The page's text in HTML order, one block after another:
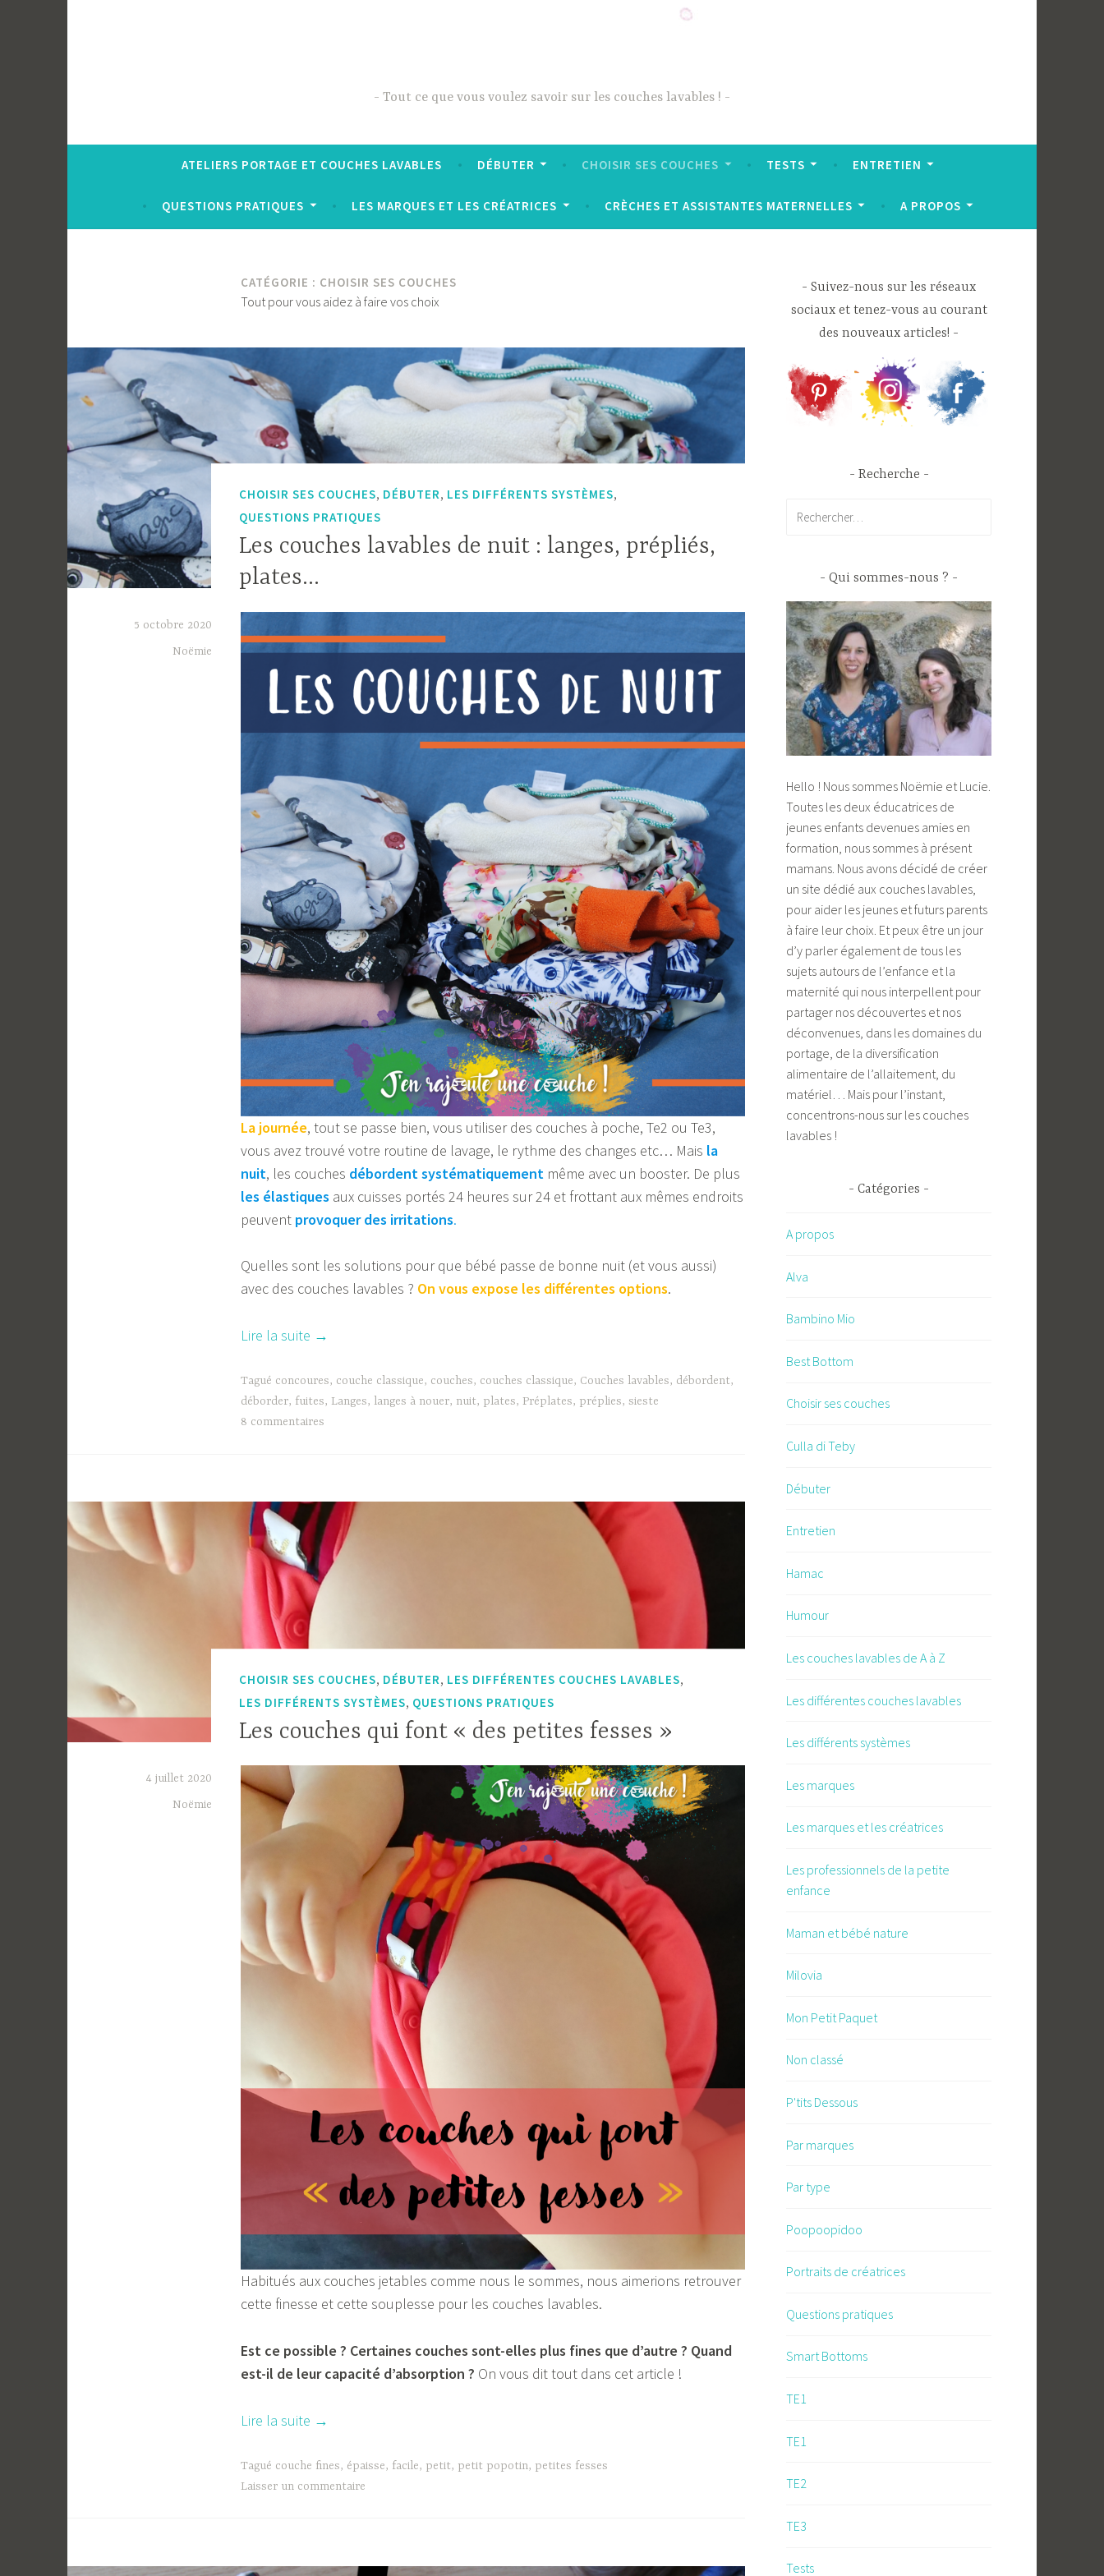
Tout ce que vous voulez savoir sur les couches lavables !
ATELIERS PORTAGE ET COUCHES LAVABLES DÉBUTER CHOISIR SES COUCHES TESTS ENTRETIEN
QUESTIONS PRATIQUES LES MARQUES ET LES CRÉATRICES CRÈCHES ET ASSISTANTES MATERNELLES A PROPOS
CATÉGORIE : CHOISIR SES COUCHES
Tout pour vous aidez à faire vos choix
CHOISIR SES COUCHES, DÉBUTER, LES DIFFÉRENTS SYSTÈMES,
QUESTIONS PRATIQUES
Les couches lavables de nuit : langes, prépliés,
plates…
5 octobre 2020
Noëmie
La journée, tout se passe bien, vous utiliser des couches à poche, Te2 ou Te3,
vous avez trouvé votre routine de lavage, le rythme des changes etc… Mais la
nuit, les couches débordent systématiquement même avec un booster. De plus
les élastiques aux cuisses portés 24 heures sur 24 et frottant aux mêmes endroits
peuvent provoquer des irritations.
Quelles sont les solutions pour que bébé passe de bonne nuit (et vous aussi)
avec des couches lavables ? On vous expose les différentes options.
Lire la suite « Les
lavables
de
nuit
plates… »
→
Tagué concoures, couche classique, couches, couches classique, Couches lavables, débordent,
déborder, fuites, Langes, langes à nouer, nuit, plates, Préplates, préplies, sieste
8 commentaires
CHOISIR SES COUCHES, DÉBUTER, LES DIFFÉRENTES COUCHES LAVABLES,
LES DIFFÉRENTS SYSTÈMES, QUESTIONS PRATIQUES
Les couches qui font « des petites fesses »
4 juillet 2020
Noëmie
Habitués aux couches jetables comme nous le sommes, nous aimerions retrouver
cette finesse et cette souplesse pour les couches lavables.
Est ce possible ? Certaines couches sont-elles plus fines que d’autre ? Quand
est-il de leur capacité d’absorption ? On vous dit tout dans cet article !
Lire la suite « Les
qui
font
→
Tagué couche fines, épaisse, facile, petit, petit popotin, petites fesses
Laisser un commentaire
Suivez-nous sur les réseaux
sociaux et tenez-vous au courant
des nouveaux articles!
Recherche
Qui sommes-nous ?
Hello ! Nous sommes Noëmie et Lucie.
Toutes les deux éducatrices de
jeunes enfants devenues amies en
formation, nous sommes à présent
mamans. Nous avons décidé de créer
un site dédié aux couches lavables,
pour aider les jeunes et futurs parents
à faire leur choix. Et peux être un jour
d’y parler également de tous les
sujets autours de l’enfance et la
maternité qui nous interpellent pour
partager nos découvertes et nos
déconvenues, dans les domaines du
portage, de la diversification
alimentaire de l’allaitement, du
matériel… Mais pour l’instant,
concentrons-nous sur les couches
lavables !
Catégories
A propos
Alva
Bambino Mio
Best Bottom
Choisir ses couches
Culla di Teby
Débuter
Entretien
Hamac
Humour
Les couches lavables de A à Z
Les différentes couches lavables
Les différents systèmes
Les marques
Les marques et les créatrices
Les professionnels de la petite
enfance
Maman et bébé nature
Milovia
Mon Petit Paquet
Non classé
P'tits Dessous
Par marques
Par type
Poopoopidoo
Portraits de créatrices
Questions pratiques
Smart Bottoms
TE1
TE1
TE2
TE3
Tests